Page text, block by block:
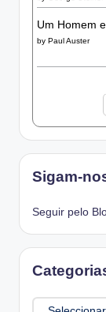
Um Homem
by Paul Auster
Sigam-
Seguir pelo
Categorias